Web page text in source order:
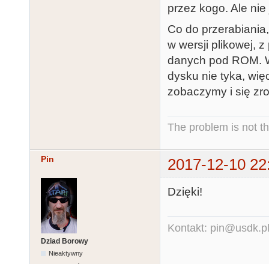
przez kogo. Ale
Co do
w wersji plikowej,
danych pod ROM.
dysku nie tyka,
zobaczymy i się
The problem is not
Pin 2017-12-10
Dziad Borowy
Nieaktywny
Dzięki!
Kontakt: pin@usdk.pl